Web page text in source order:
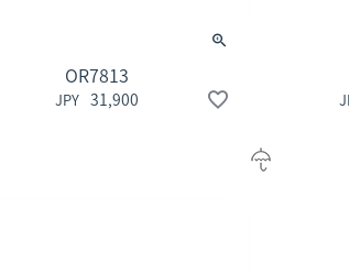
OR7813
31,900